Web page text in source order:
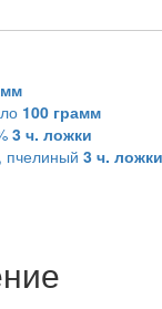
100 грамм
3 ч. ложки
пчелиный 3 ч. ложки